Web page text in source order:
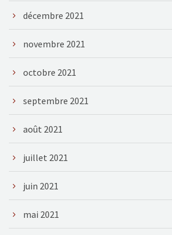
décembre 2021
novembre 2021
octobre 2021
septembre 2021
août 2021
juillet 2021
juin 2021
mai 2021